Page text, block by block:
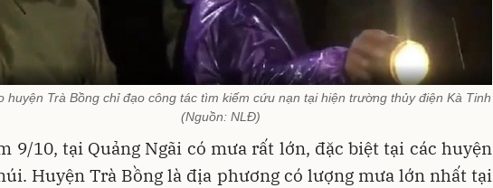
huyện Trà Bồng chỉ đạo công tác tìm kiếm cứu nạn tại hiện trường thủy điện Kà Tinh
(Nguồn: NLĐ)
9/10, tại Quảng Ngãi có mưa rất lớn, đặc biệt tại các huyện
Huyện Trà Bồng là địa phương có lượng mưa lớn nhất tại